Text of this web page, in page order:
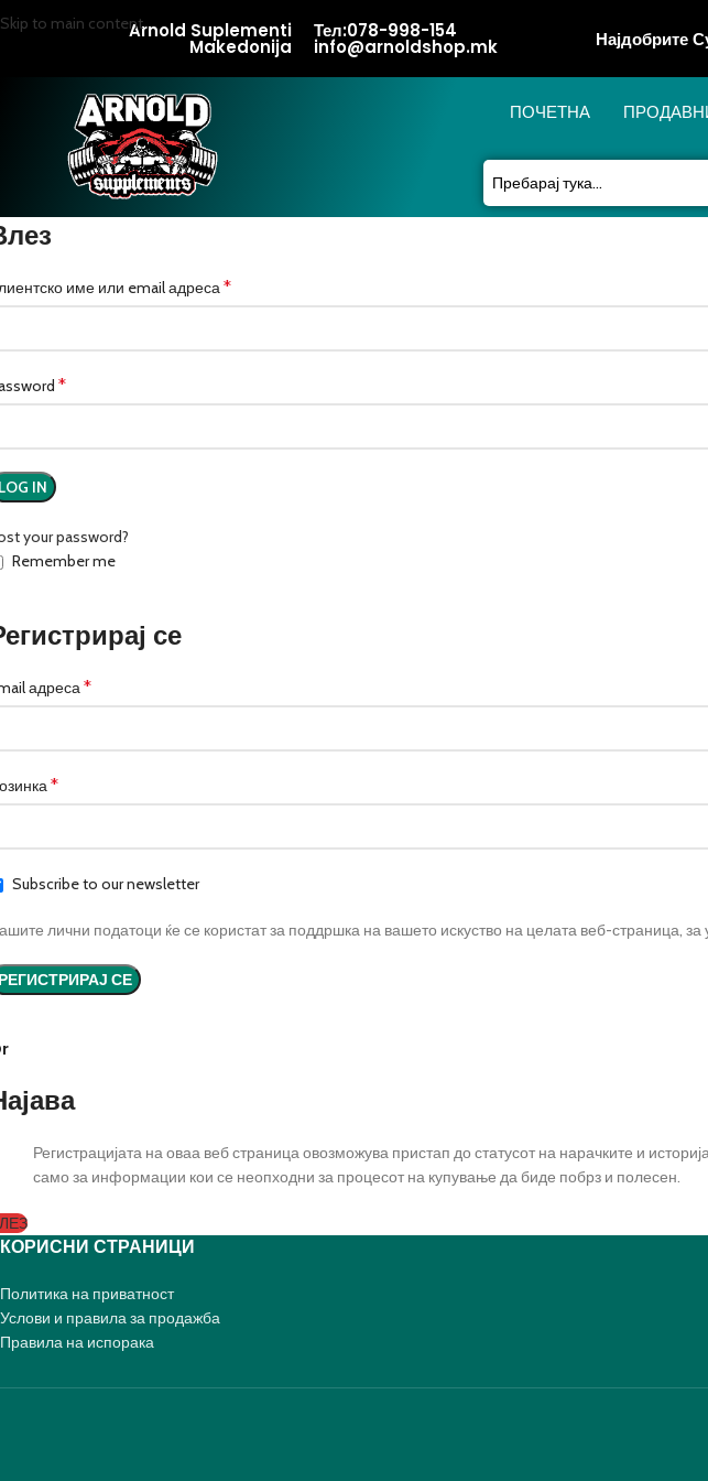
Skip to main contentArnold Suplementi
Makedonija
Тел:078-998-154
info@arnoldshop.mk Најдобрите
ПОЧЕТНА
име или email адреса*
*
IN
your password?
Remember me
се
адреса*
*
Subscribe to our newsletter
лични податоци ќе се користат за поддршка на вашето искуство на целата веб-страница,
СЕ
Регистрацијата на оваа веб страница овозможува пристап до статусот на нарачките и
само за информации кои се неопходни за процесот на купување да биде побрз и полесен.
КОРИСНИ СТРАНИЦИ
Политика на приватност
Услови и правила за продажба
Правила на испорака